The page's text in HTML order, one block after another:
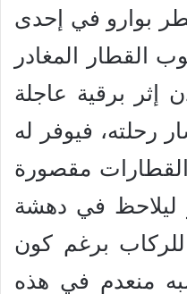
بوارو في إحدى
القطار المغادر
إثر برقية عاجلة
رحلته، فيوفر له
مقصورة
ليلاحظ في دهشة
برغم كون
منعدم في هذه